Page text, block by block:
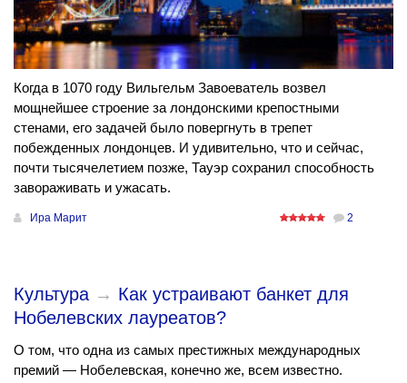
Когда в 1070 году Вильгельм Завоеватель возвел
мощнейшее строение за лондонскими крепостными
стенами, его задачей было повергнуть в трепет
побежденных лондонцев. И удивительно, что и сейчас,
почти тысячелетием позже, Тауэр сохранил способность
завораживать и ужасать.
Ира Марит 2
Культура → Как устраивают банкет для
Нобелевских лауреатов?
О том, что одна из самых престижных международных
премий — Нобелевская, конечно же, всем известно.